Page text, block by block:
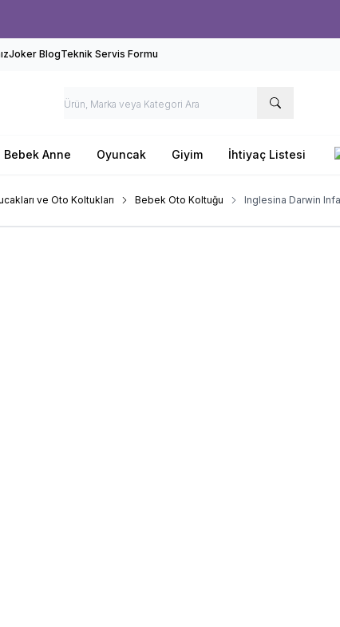
Joker BlogTeknik Servis Formu
Bebek Anne Oyuncak Giyim İhtiyaç Listesi
ve Oto Koltukları Bebek Oto Koltuğu Inglesina Darwin